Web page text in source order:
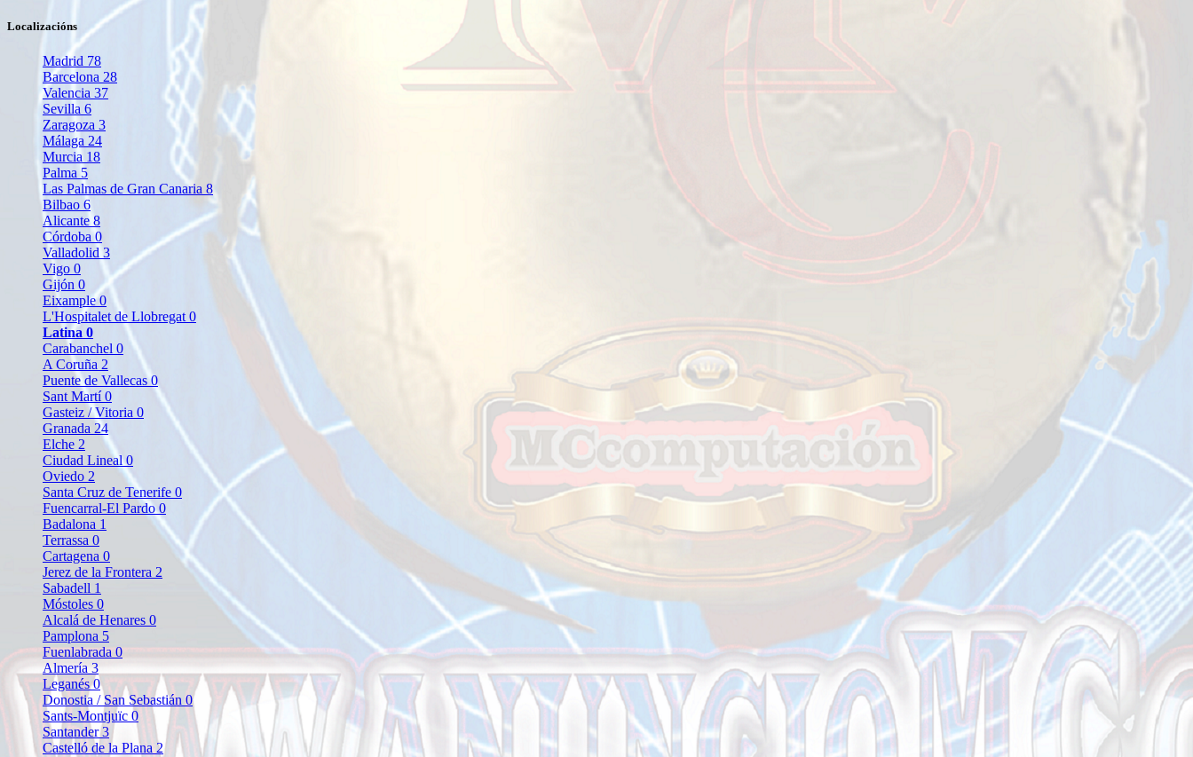
Localizacións
Madrid 78
Barcelona 28
Valencia 37
Sevilla 6
Zaragoza 3
Málaga 24
Murcia 18
Palma 5
Las Palmas de Gran Canaria 8
Bilbao 6
Alicante 8
Córdoba 0
Valladolid 3
Vigo 0
Gijón 0
Eixample0
L'Hospitalet de Llobregat 0
Latina 0
Carabanchel 0
A Coruña 2
Puente de Vallecas0
Sant Martí0
Gasteiz / Vitoria 0
Granada 24
Elche 2
Ciudad Lineal0
Oviedo 2
Santa Cruz de Tenerife 0
Fuencarral-El Pardo0
Badalona 1
Terrassa 0
Cartagena 0
Jerez de la Frontera 2
Sabadell 1
Móstoles 0
Alcalá de Henares 0
Pamplona 5
Fuenlabrada0
Almería 3
Leganés0
Donostia / San Sebastián 0
Sants-Montjuïc 0
Santander3
Castelló de la Plana2